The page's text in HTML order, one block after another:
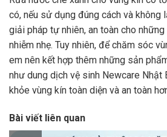
có, nếu sử dụng đúng cách và không
giải pháp tự nhiên, an toàn cho
nhiễm nhẹ. Tuy nhiên, để chăm sóc
em nên kết hợp thêm những sản
như dung dịch vệ sinh Newcare Nhật
khỏe vùng kín toàn diện và an toàn
Bài viết liên quan